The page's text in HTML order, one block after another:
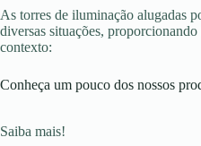
As torres de iluminação alugadas
diversas situações,
contexto:
Conheça um pouco dos nossos
Saiba mais!